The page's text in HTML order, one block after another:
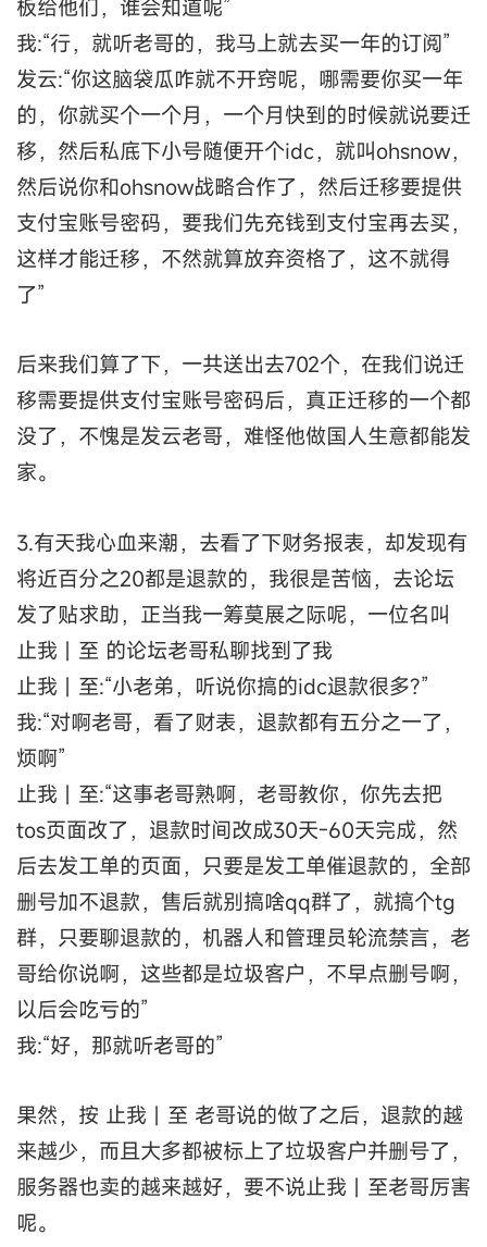
板给他们，谁会知道呢”
我:“行，就听老哥的，我马上就去买一年的订阅”
发云:“你这脑袋瓜咋就不开窍呢，哪需要你买一年
的，你就买个一个月，一个月快到的时候就说要迁
移，然后私底下小号随便开个idc，就叫ohsnow，
然后说你和ohsnow战略合作了，然后迁移要提供
支付宝账号密码，要我们先充钱到支付宝再去买，
这样才能迁移，不然就算放弃资格了，这不就得
了”
后来我们算了下，一共送出去702个，在我们说迁
移需要提供支付宝账号密码后，真正迁移的一个都
没了，不愧是发云老哥，难怪他做国人生意都能发
家。
3.有天我心血来潮，去看了下财务报表，却发现有
将近百分之20都是退款的，我很是苦恼，去论坛
发了贴求助，正当我一筹莫展之际呢，一位名叫
止我丨至 的论坛老哥私聊找到了我
止我丨至:“小老弟，听说你搞的idc退款很多?”
我:“对啊老哥，看了财表，退款都有五分之一了，
烦啊”
止我丨至:“这事老哥熟啊，老哥教你，你先去把
tos页面改了，退款时间改成30天-60天完成，然
后去发工单的页面，只要是发工单催退款的，全部
删号加不退款，售后就别搞啥qq群了，就搞个tg
群，只要聊退款的，机器人和管理员轮流禁言，老
哥给你说啊，这些都是垃圾客户，不早点删号啊，
以后会吃亏的”
我:“好，那就听老哥的”
果然，按 止我丨至 老哥说的做了之后，退款的越
来越少，而且大多都被标上了垃圾客户并删号了，
服务器也卖的越来越好，要不说止我丨至老哥厉害
呢。